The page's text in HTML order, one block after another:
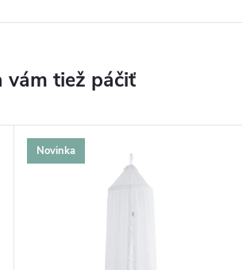
Novinka